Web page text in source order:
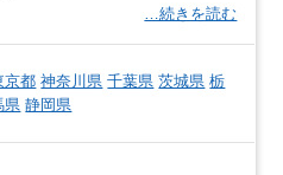
…続きを読む
京都 神奈川県 千葉県 茨城県 栃
県 静岡県